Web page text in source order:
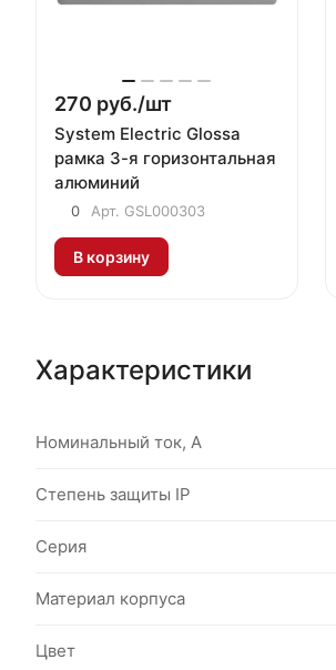
270 руб./шт
System Electric Glossa
рамка 3-я горизонтальная
алюминий
0 Арт. GSL000303
В корзину
Характеристики
Номинальный ток, А
Степень защиты IP
Серия
Материал корпуса
Цвет